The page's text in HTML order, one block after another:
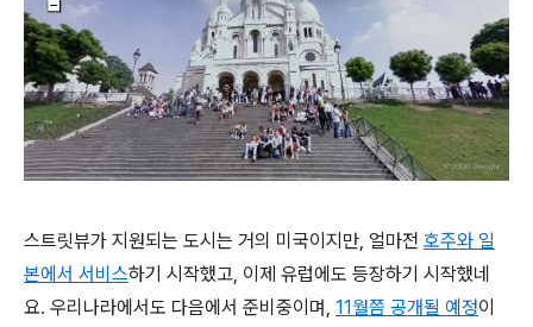
스트릿뷰가 지원되는 도시는 거의 미국이지만, 얼마전 호주와 일
본에서 서비스하기 시작했고, 이제 유럽에도 등장하기 시작했네
요. 우리나라에서도 다음에서 준비중이며, 11월쯤 공개될 예정이